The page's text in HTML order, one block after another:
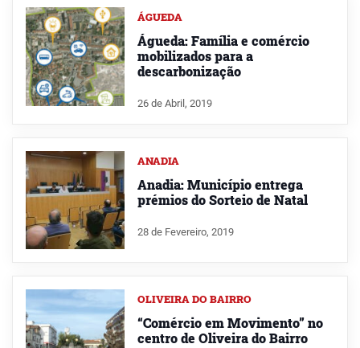
ÁGUEDA
Águeda: Família e comércio
mobilizados para a
descarbonização
26 de Abril, 2019
ANADIA
Anadia: Município entrega
prémios do Sorteio de Natal
28 de Fevereiro, 2019
OLIVEIRA DO BAIRRO
“Comércio em Movimento” no
centro de Oliveira do Bairro